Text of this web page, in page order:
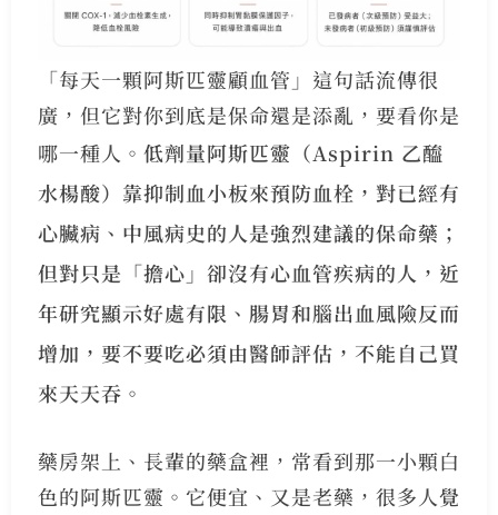
「每天一顆阿斯匹靈顧血管」這句話流傳很
廣，但它對你到底是保命還是添亂，要看你是
哪一種人。 低劑量阿斯匹靈（Aspirin 乙醯
水楊酸）靠抑制血小板來預防血栓，對已經有
心臟病、中風病史的人是強烈建議的保命藥；
但對只是「擔心」卻沒有心血管疾病的人，近
年研究顯示好處有限、腸胃和腦出血風險反而
增加，要不要吃必須由醫師評估，不能自己買
來天天吞。
藥房架上、長輩的藥盒裡，常看到那一小顆白
色的阿斯匹靈。它便宜、又是老藥，很多人覺